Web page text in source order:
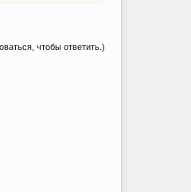
чтобы ответить.)